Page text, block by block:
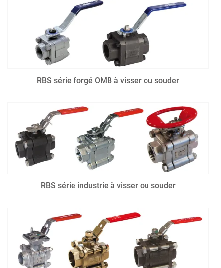
RBS série forgé OMB à visser ou souder
RBS série industrie à visser ou souder